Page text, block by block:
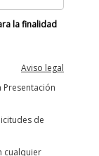
la finalidad
Aviso legal
de
cualquier